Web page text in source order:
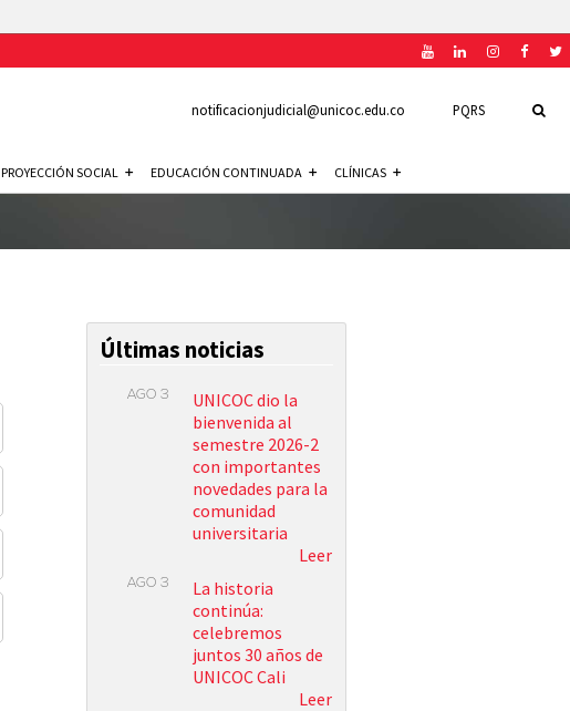
PQRS
notificacionjudicial@unicoc.edu.co
PROYECCIÓN SOCIAL EDUCACIÓN CONTINUADA CLÍNICAS
Últimas noticias
AGO 3
UNICOC dio la
bienvenida al
semestre 2026-2
con importantes
novedades para la
comunidad
universitaria
Leer
AGO 3
La historia
continúa:
celebremos
juntos 30 años de
UNICOC Cali
Leer